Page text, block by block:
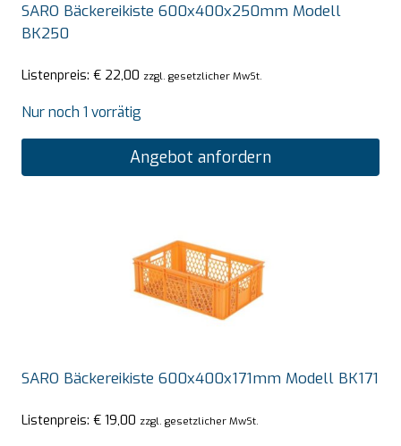
SARO Bäckereikiste 600x400x250mm Modell
BK250
Listenpreis: € 22,00 zzgl. gesetzlicher MwSt.
Nur noch 1 vorrätig
Angebot anfordern
SARO Bäckereikiste 600x400x171mm Modell BK171
Listenpreis: € 19,00 zzgl. gesetzlicher MwSt.